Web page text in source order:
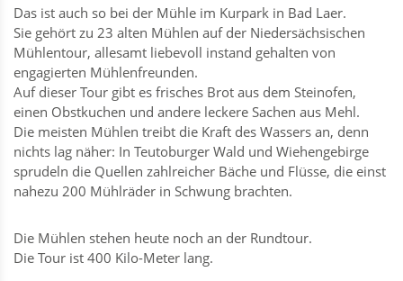
Das ist auch so bei der Mühle im Kurpark in Bad Laer.
Sie gehört zu 23 alten Mühlen auf der Niedersächsischen
Mühlentour, allesamt liebevoll instand gehalten von
engagierten Mühlenfreunden.
Auf dieser Tour gibt es frisches Brot aus dem Steinofen,
einen Obstkuchen und andere leckere Sachen aus Mehl.
Die meisten Mühlen treibt die Kraft des Wassers an, denn
nichts lag näher: In Teutoburger Wald und Wiehengebirge
sprudeln die Quellen zahlreicher Bäche und Flüsse, die einst
nahezu 200 Mühlräder in Schwung brachten.
Die Mühlen stehen heute noch an der Rundtour.
Die Tour ist 400 Kilo-Meter lang.